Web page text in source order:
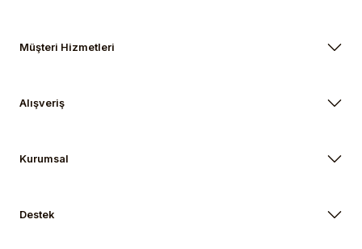
Müşteri Hizmetleri
Alışveriş
Kurumsal
Destek